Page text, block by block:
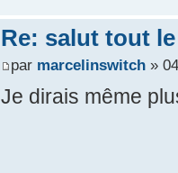
Re: salut tout
par marcelinswitch»
Je dirais même